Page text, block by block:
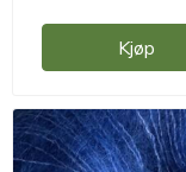
Kjøp